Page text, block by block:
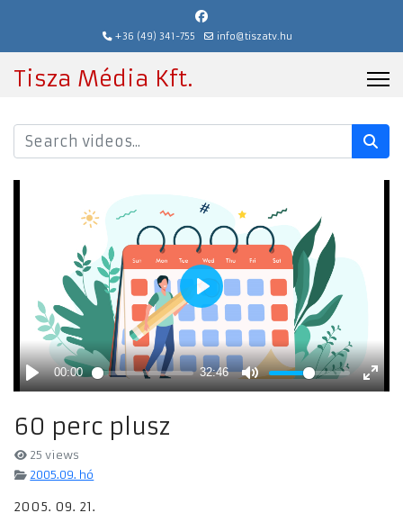
+36 (49) 341-755 info@tiszatv.hu
Tisza Média Kft.
60 perc plusz
25 views
2005.09. hó
2005. 09. 21.